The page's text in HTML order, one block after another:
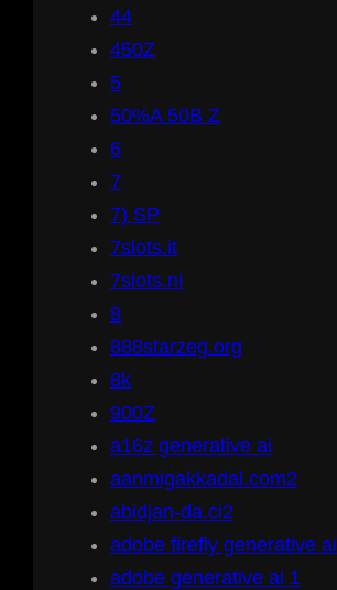
44
450Z
5
50%A 50B Z
6
7
7) SP
7slots.it
7slots.nl
8
888starzeg.org
8k
900Z
a16z generative ai
aanmigakkadal.com2
abidjan-da.ci2
adobe firefly generative ai
adobe generative ai 1